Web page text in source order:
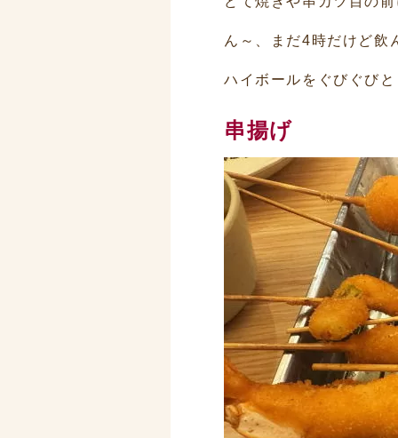
ん～、まだ4時だけど飲
ハイボールをぐびぐび
串揚げ